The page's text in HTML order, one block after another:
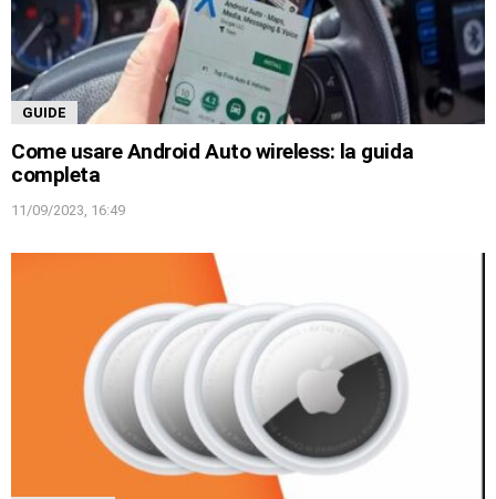
GUIDE
Come usare Android Auto wireless: la guida
completa
11/09/2023, 16:49